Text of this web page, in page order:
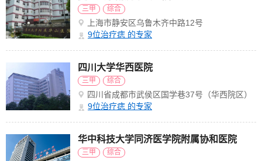
三甲 综合
上海市静安区乌鲁木齐中路12号
9位治疗痣 的专家
四川大学华西医院
三甲 综合
四川省成都市武侯区国学巷37号（华西院区）
9位治疗痣 的专家
华中科技大学同济医学院附属协和医院
三甲 综合